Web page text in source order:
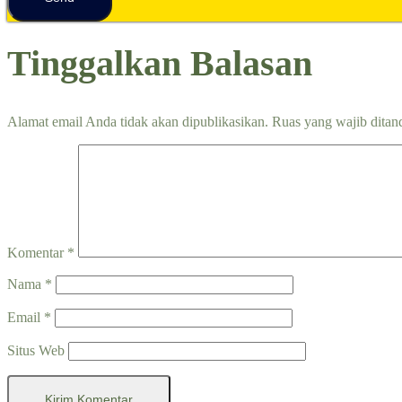
Tinggalkan Balasan
Alamat email Anda tidak akan dipublikasikan. Ruas yang wajib
Komentar *
Nama *
Email *
Situs Web